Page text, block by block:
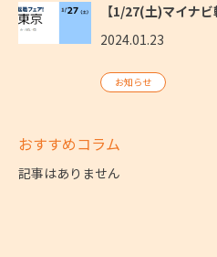
【1/27(土)マイナ
2024.01.23
お知らせ
おすすめコラム
記事はありません